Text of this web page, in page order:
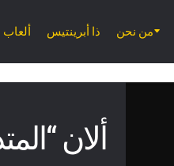
ألعاب ذا أبرينتيس من نحن
ألان